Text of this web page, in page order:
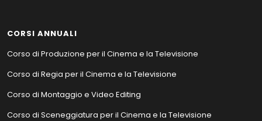
CORSI ANNUALI
Corso di Produzione per il Cinema e la Televisione
Corso di Regia per il Cinema e la Televisione
Corso di Montaggio e Video Editing
Corso di Sceneggiatura per il Cinema e la Televisione